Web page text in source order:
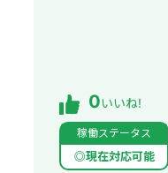
0いいね!
稼働ステータス
◎現在対応可能